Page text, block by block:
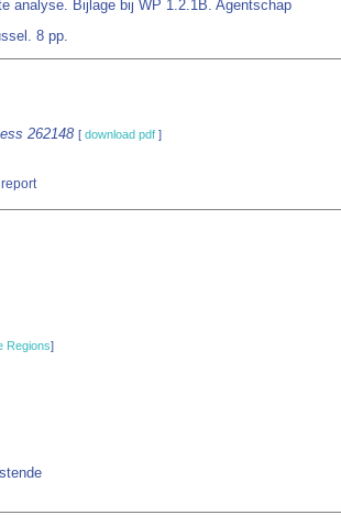
analyse. Bijlage bij WP 1.2.1B. Agentschap
8 pp.
262148 [ download pdf ]
report
Regions]